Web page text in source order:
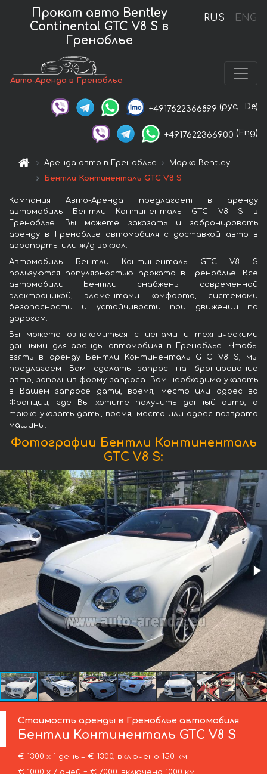
RUS ENG
Прокат авто Bentley
Continental GTC V8 S в
Греноблье
Авто-Аренда в Греноблье
+4917622366899 (рус, De)
+4917622366900 (Eng)
Аренда авто в Греноблье
Марка Bentley
Бентли Континенталь GTC V8 S
Компания Авто-Аренда предлагает в аренду
автомобиль Бентли Континенталь GTC V8 S в
Греноблье. Вы можете заказать и забронировать
аренду в Греноблье автомобиля с доставкой авто в
аэропорты или ж/д вокзал.
Автомобиль Бентли Континенталь GTC V8 S
пользуются популярностью проката в Греноблье. Все
автомобили Бентли снабжены современной
электроникой, элементами комфорта, системами
безопасности и устойчивости при движении по
дорогам.
Вы можете ознакомиться с ценами и техническими
данными для аренды автомобиля в Греноблье. Чтобы
взять в аренду Бентли Континенталь GTC V8 S, мы
предлагаем Вам сделать запрос на бронирование
авто, заполнив форму запроса. Вам необходимо указать
в Вашем запросе даты, время, место или адрес во
Франции, где Вы хотите получить данный авто, а
также указать даты, время, место или адрес возврата
машины.
Фотографии Бентли Континенталь
GTC V8 S:
Стоимость аренды в Греноблье автомобиля
Бентли Континенталь GTC V8 S
€ 1300 х 1 день = € 1300, включено 150 км